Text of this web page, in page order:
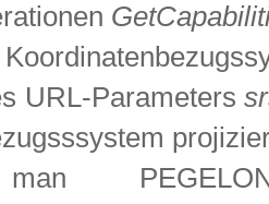
URL-Parameters